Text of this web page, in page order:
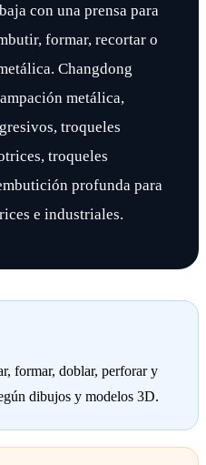
con una prensa para
formar, recortar o
Changdong
metálica,
troqueles
troqueles
profunda para
e industriales.
formar, doblar, perforar y
dibujos y modelos 3D.